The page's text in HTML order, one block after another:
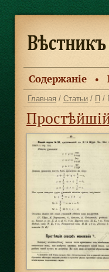
Содержанiе ●
Главная / Статьи / П /